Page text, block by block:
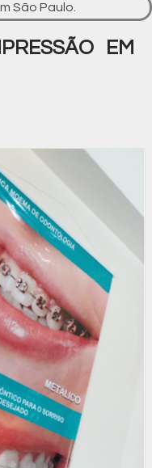
São Paulo.
EM